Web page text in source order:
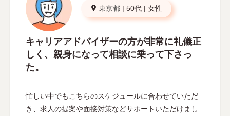
東京都 | 50代 | 女性
キャリアアドバイザーの方が非常に礼儀正
しく、親身になって相談に乗って下さっ
た。
忙しい中でもこちらのスケジュールに合わせていただ
き、求人の提案や面接対策などサポートいただけまし